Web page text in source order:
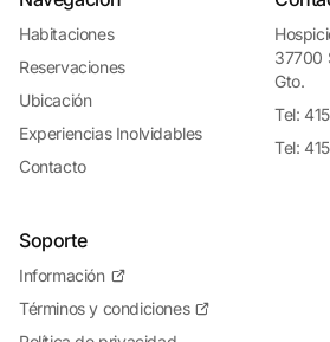
Habitaciones
Reservaciones
Ubicación
Experiencias Inolvidables
Contacto
37700
Gto.
Tel:
Tel:
Soporte
Información
Términos y condiciones